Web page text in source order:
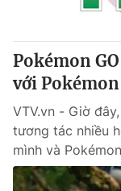
Pokémon
với
VTV.vn - Giờ
tương tác nhiều
mình và